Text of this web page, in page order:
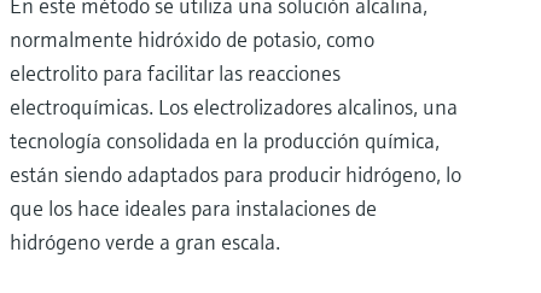
normalmente hidróxido de potasio, como
electrolito para facilitar las reacciones
electroquímicas. Los electrolizadores alcalinos, una
tecnología consolidada en la producción química,
están siendo adaptados para producir hidrógeno, lo
que los hace ideales para instalaciones de
hidrógeno verde a gran escala.